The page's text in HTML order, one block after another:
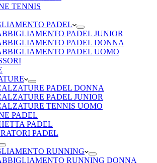
TENNIS
PADEL
PADEL JUNIOR
PADEL DONNA
PADEL UOMO
PADEL DONNA
PADEL JUNIOR
TENNIS UOMO
PADEL
PADEL
PADEL
RUNNING
RUNNING DONNA